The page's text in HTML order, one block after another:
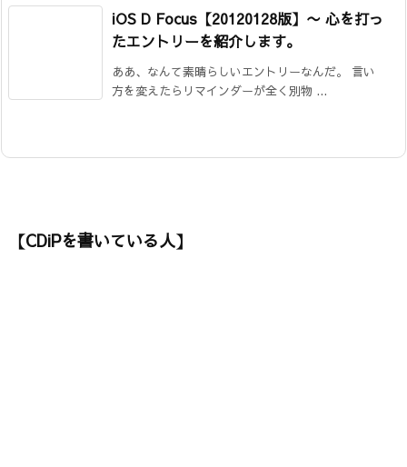
iOS D Focus【20120128版】 〜 心を打っ
たエントリーを紹介します。
ああ、なんて素晴らしいエントリーなんだ。 言い
方を変えたらリマインダーが全く別物 ...
【CDiPを書いている人】